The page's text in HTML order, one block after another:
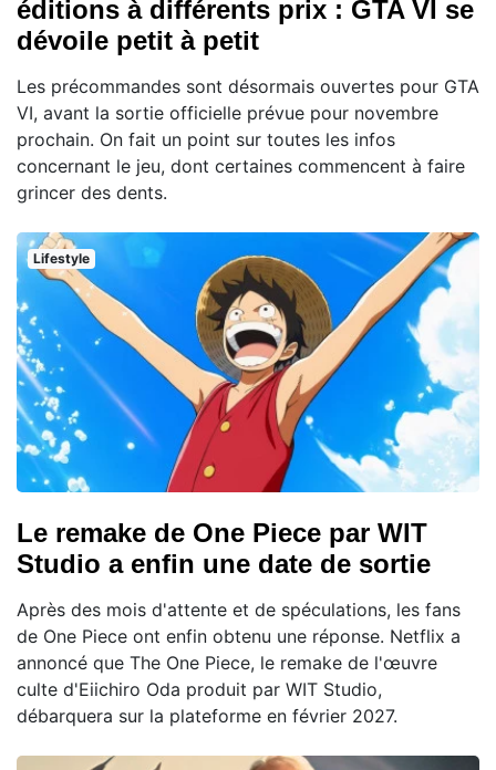
éditions à différents prix : GTA VI se
dévoile petit à petit
Les précommandes sont désormais ouvertes pour GTA
VI, avant la sortie officielle prévue pour novembre
prochain. On fait un point sur toutes les infos
concernant le jeu, dont certaines commencent à faire
grincer des dents.
Lifestyle
Le remake de One Piece par WIT
Studio a enfin une date de sortie
Après des mois d'attente et de spéculations, les fans
de One Piece ont enfin obtenu une réponse. Netflix a
annoncé que The One Piece, le remake de l'œuvre
culte d'Eiichiro Oda produit par WIT Studio,
débarquera sur la plateforme en février 2027.